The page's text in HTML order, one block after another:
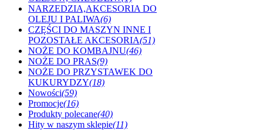
NARZEDZIA,AKCESORIA DO
OLEJU I PALIWA(6)
CZĘŚCI DO MASZYN INNE I
POZOSTAŁE AKCESORIA(51)
NOŻE DO KOMBAJNU(46)
NOŻE DO PRAS(9)
NOŻE DO PRZYSTAWEK DO
KUKURYDZY(18)
Nowości(59)
Promocje(16)
Produkty polecane(40)
Hity w naszym sklepie(11)